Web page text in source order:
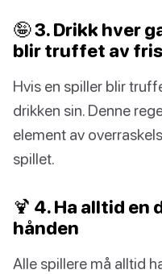
🤪 3. Drikk hver
blir truffet av
Hvis en spiller blir
drikken sin. Denne
element av
spillet.
🍹 4. Ha alltid en
hånden
Alle spillere må alltid